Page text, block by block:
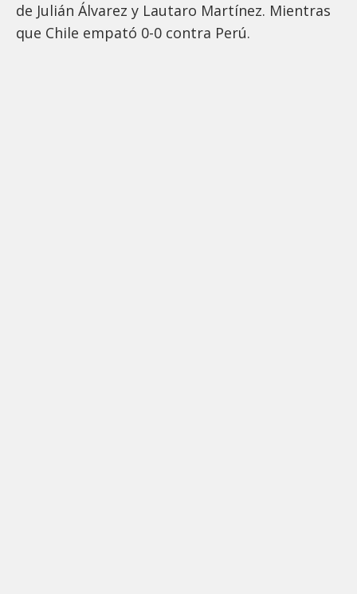
de Julián Álvarez y Lautaro Martínez. Mientras
que Chile empató 0-0 contra Perú.